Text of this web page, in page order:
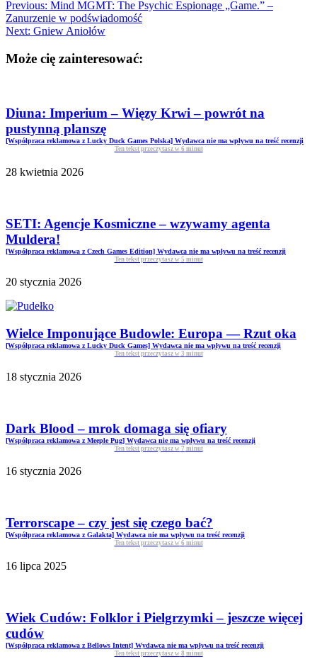
Previous: Mind MGMT: The Psychic Espionage „Game.” –
Zanurzenie w podświadomość
Next: Gniew Aniołów
Może cię zainteresować:
Diuna: Imperium – Więzy Krwi – powrót na
pustynną planszę
[Współpraca reklamowa z Lucky Duck Games Polska] Wydawca nie ma wpływu na treść recenzji
Ten tekst przeczytasz w 6 minut
28 kwietnia 2026
SETI: Agencje Kosmiczne – wzywamy agenta
Muldera!
[Współpraca reklamowa z Czech Games Edition] Wydawca nie ma wpływu na treść recenzji
Ten tekst przeczytasz w 5 minut
20 stycznia 2026
Wielce Imponujące Budowle: Europa — Rzut oka
[Współpraca reklamowa z Lucky Duck Games] Wydawca nie ma wpływu na treść recenzji
Ten tekst przeczytasz w 3 minut
18 stycznia 2026
Dark Blood – mrok domaga się ofiary
[Współpraca reklamowa z Meeple Pug] Wydawca nie ma wpływu na treść recenzji
Ten tekst przeczytasz w 7 minut
16 stycznia 2026
Terrorscape – czy jest się czego bać?
[Współpraca reklamowa z Galakta] Wydawca nie ma wpływu na treść recenzji
Ten tekst przeczytasz w 6 minut
16 lipca 2025
Wiek Cudów: Folklor i Pielgrzymki – jeszcze więcej
cudów
[Współpraca reklamowa z Bellows Intent] Wydawca nie ma wpływu na treść recenzji
Ten tekst przeczytasz w 8 minut